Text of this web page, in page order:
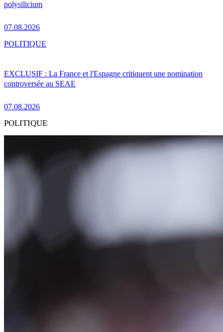
polysilicium
07.08.2026
EXCLUSIF : La France et l'Espagne critiquent une nomination
controversée au SEAE
07.08.2026
POLITIQUE
POLITIQUE